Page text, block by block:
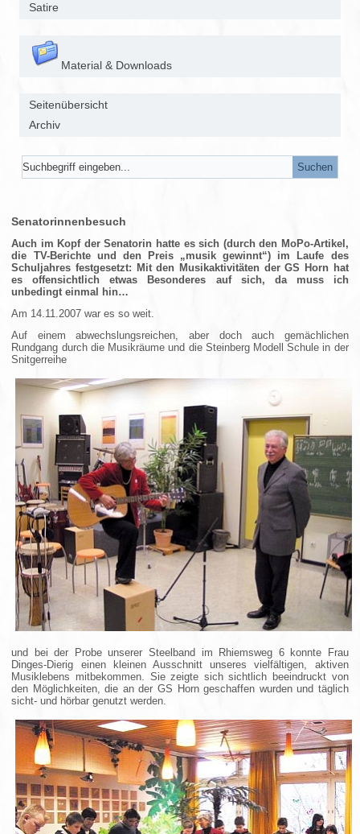
Satire
Material & Downloads
Seitenübersicht
Archiv
Senatorinnenbesuch
Auch im Kopf der Senatorin hatte es sich (durch den MoPo-Artikel,
die TV-Berichte und den Preis „musik gewinnt“) im Laufe des
Schuljahres festgesetzt: Mit den Musikaktivitäten der GS Horn hat
es offensichtlich etwas Besonderes auf sich, da muss ich
unbedingt einmal hin…
Am 14.11.2007 war es so weit.
Auf einem abwechslungsreichen, aber doch auch gemächlichen
Rundgang durch die Musikräume und die Steinberg Modell Schule in der
Snitgerreihe
und bei der Probe unserer Steelband im Rhiemsweg 6 konnte Frau
Dinges-Dierig einen kleinen Ausschnitt unseres vielfältigen, aktiven
Musiklebens mitbekommen. Sie zeigte sich sichtlich beeindruckt von
den Möglichkeiten, die an der GS Horn geschaffen wurden und täglich
sicht- und hörbar genutzt werden.